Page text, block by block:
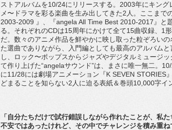
ストアルバムを10/24にリリースする。2003年にキン
メ〜ドラマを彩る楽曲を生み出してきた2人。ここま
2003-2009 』、『angela All Time Best 2010-2017』と
る。それぞれのCDは15周年にかけて全て15曲収録、1
だ。数々のアニメ作品を鮮やかに映し取った粒ぞろい
た選曲でありながら、入門編としても最高のアルバム
し、ロック〜ポップスからジャズやデジタルミュージ
て作り上げた“angelaサウンド”は、まさに唯一無二。
に11/28には劇場アニメーション『K SEVEN STORIES
どまることを知らない2人に迫る表紙＆巻頭10,000字イ
「自分たちだけで試行錯誤しながら作れたことが、私
不安ではあったけれど、その中でチャレンジを積み重